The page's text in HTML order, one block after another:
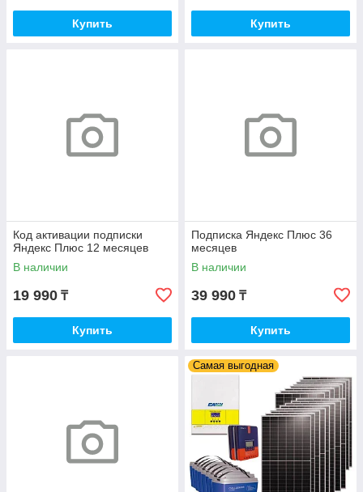
Купить Купить
Код активации подписки
Яндекс Плюс 12 месяцев
В наличии
19 990 ₸
Купить
Подписка Яндекс Плюс 36
месяцев
В наличии
39 990 ₸
Купить
Самая выгодная